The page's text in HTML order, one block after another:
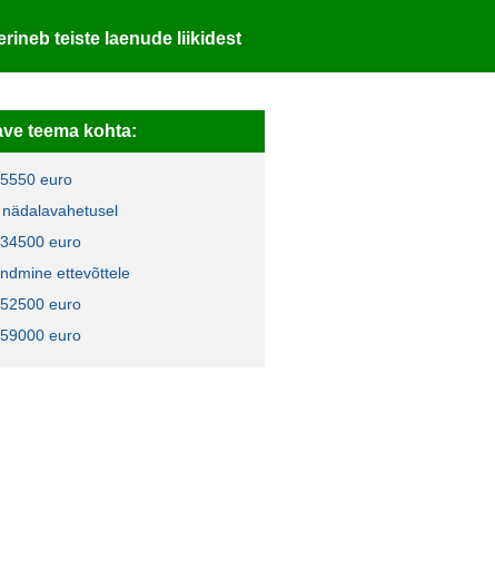
teiste laenude liikidest
teema kohta:
euro
euro
ettevõttele
euro
euro